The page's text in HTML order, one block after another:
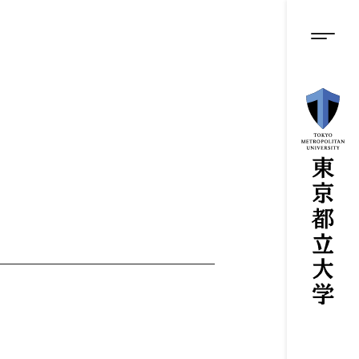
ン
ン
ツ
に
ス
キ
ッ
プ
メニ